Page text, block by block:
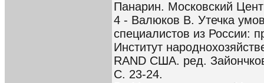
Панарин. Московский
4 - Валюков В. Утечка
специалистов из России:
Институт
RAND США. ред.
С. 23-24.